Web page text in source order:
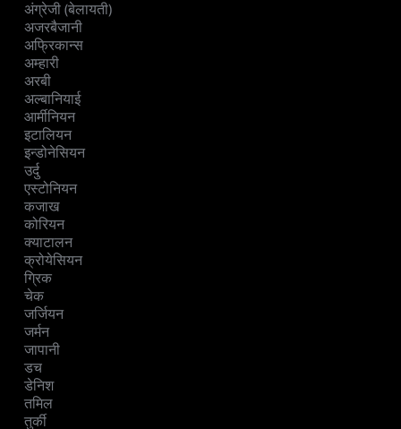
अंग्रेजी (बेलायती)
अजरबैजानी
अफ्रिकान्स
अम्हारी
अरबी
अल्बानियाई
आर्मीनियन
इटालियन
इन्डोनेसियन
उर्दु
एस्टोनियन
कजाख
कोरियन
क्याटालन
क्रोयेसियन
ग्रिक
चेक
जर्जियन
जर्मन
जापानी
डच
डेनिश
तमिल
तुर्की